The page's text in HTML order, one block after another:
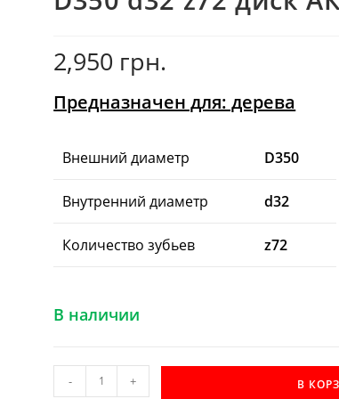
2,950 грн.
Предназначен для: дерева
Внешний диаметр D350
Внутренний диаметр d32
Количество зубьев z72
В наличии
Количество
- + В